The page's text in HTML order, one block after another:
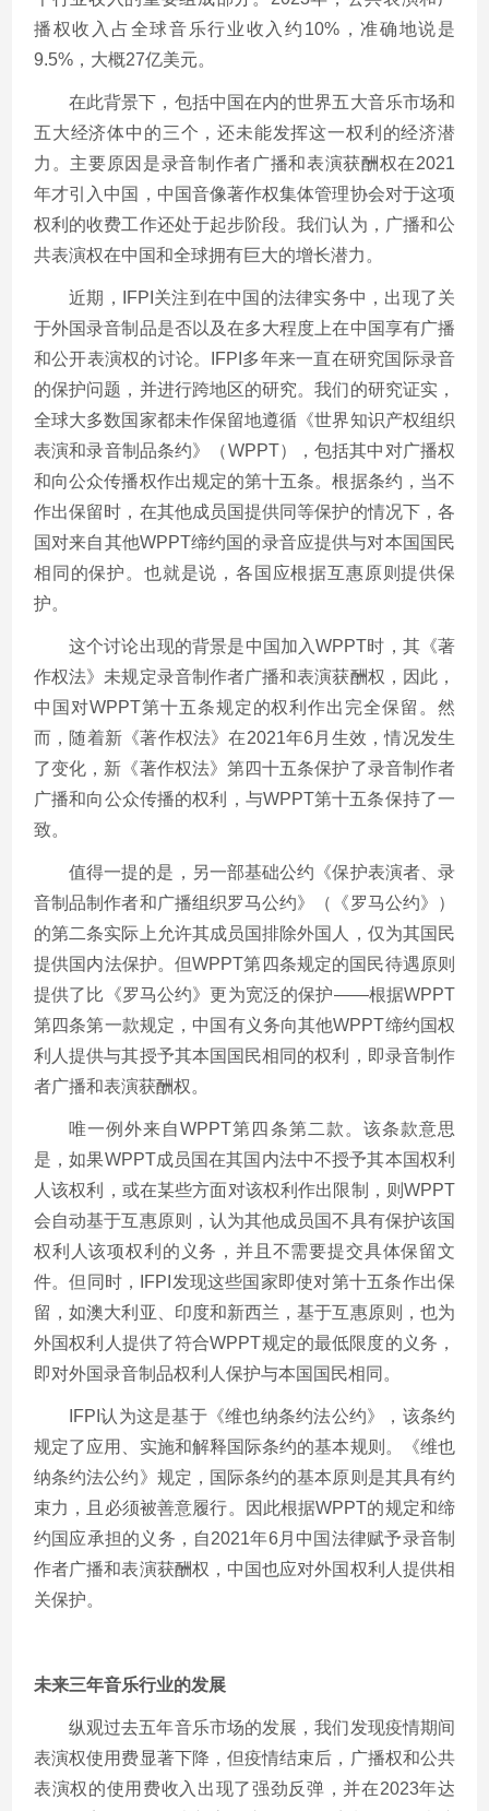
播权收入占全球音乐行业收入约10%，准确地说是
9.5%，大概27亿美元。
在此背景下，包括中国在内的世界五大音乐市场和
五大经济体中的三个，还未能发挥这一权利的经济潜
力。主要原因是录音制作者广播和表演获酬权在2021
年才引入中国，中国音像著作权集体管理协会对于这项
权利的收费工作还处于起步阶段。我们认为，广播和公
共表演权在中国和全球拥有巨大的增长潜力。
近期，IFPI关注到在中国的法律实务中，出现了关
于外国录音制品是否以及在多大程度上在中国享有广播
和公开表演权的讨论。IFPI多年来一直在研究国际录音
的保护问题，并进行跨地区的研究。我们的研究证实，
全球大多数国家都未作保留地遵循《世界知识产权组织
表演和录音制品条约》（WPPT），包括其中对广播权
和向公众传播权作出规定的第十五条。根据条约，当不
作出保留时，在其他成员国提供同等保护的情况下，各
国对来自其他WPPT缔约国的录音应提供与对本国国民
相同的保护。也就是说，各国应根据互惠原则提供保
护。
这个讨论出现的背景是中国加入WPPT时，其《著
作权法》未规定录音制作者广播和表演获酬权，因此，
中国对WPPT第十五条规定的权利作出完全保留。然
而，随着新《著作权法》在2021年6月生效，情况发生
了变化，新《著作权法》第四十五条保护了录音制作者
广播和向公众传播的权利，与WPPT第十五条保持了一
致。
值得一提的是，另一部基础公约《保护表演者、录
音制品制作者和广播组织罗马公约》（《罗马公约》）
的第二条实际上允许其成员国排除外国人，仅为其国民
提供国内法保护。但WPPT第四条规定的国民待遇原则
提供了比《罗马公约》更为宽泛的保护——根据WPPT
第四条第一款规定，中国有义务向其他WPPT缔约国权
利人提供与其授予其本国国民相同的权利，即录音制作
者广播和表演获酬权。
唯一例外来自WPPT第四条第二款。该条款意思
是，如果WPPT成员国在其国内法中不授予其本国权利
人该权利，或在某些方面对该权利作出限制，则WPPT
会自动基于互惠原则，认为其他成员国不具有保护该国
权利人该项权利的义务，并且不需要提交具体保留文
件。但同时，IFPI发现这些国家即使对第十五条作出保
留，如澳大利亚、印度和新西兰，基于互惠原则，也为
外国权利人提供了符合WPPT规定的最低限度的义务，
即对外国录音制品权利人保护与本国国民相同。
IFPI认为这是基于《维也纳条约法公约》，该条约
规定了应用、实施和解释国际条约的基本规则。《维也
纳条约法公约》规定，国际条约的基本原则是其具有约
束力，且必须被善意履行。因此根据WPPT的规定和缔
约国应承担的义务，自2021年6月中国法律赋予录音制
作者广播和表演获酬权，中国也应对外国权利人提供相
关保护。
未来三年音乐行业的发展
纵观过去五年音乐市场的发展，我们发现疫情期间
表演权使用费显著下降，但疫情结束后，广播权和公共
表演权的使用费收入出现了强劲反弹，并在2023年达